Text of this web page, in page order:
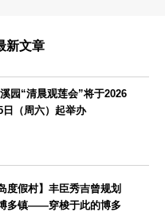
新文章
园“清晨观莲会”将于2026
日（周六）起举办
度假村】丰臣秀吉曾规划
多镇——穿梭于此的博多